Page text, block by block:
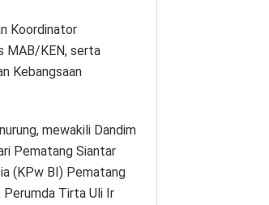
Koordinator
MAB/KEN, serta
Kebangsaan
mewakili Dandim
Pematang Siantar
(KPw BI) Pematang
Perumda Tirta Uli Ir